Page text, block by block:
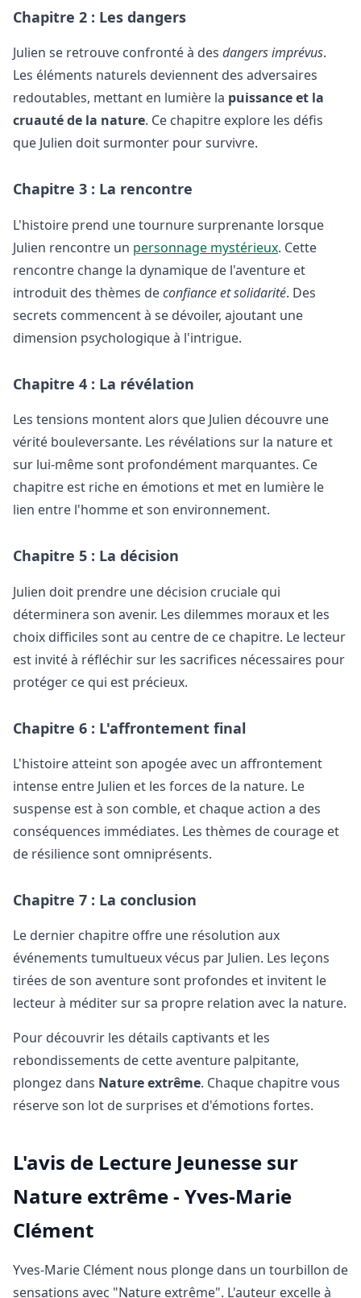
Chapitre 2 : Les dangers
Julien se retrouve confronté à des dangers imprévus.
Les éléments naturels deviennent des adversaires
redoutables, mettant en lumière la puissance et la
cruauté de la nature. Ce chapitre explore les défis
que Julien doit surmonter pour survivre.
Chapitre 3 : La rencontre
L'histoire prend une tournure surprenante lorsque
Julien rencontre un personnage mystérieux. Cette
rencontre change la dynamique de l'aventure et
introduit des thèmes deconfiance et solidarité. Des
secrets commencent à se dévoiler, ajoutant une
dimension psychologique à l'intrigue.
Chapitre 4 : La révélation
Les tensions montent alors que Julien découvre une
vérité bouleversante. Les révélations sur la nature et
sur lui-même sont profondément marquantes. Ce
chapitre est riche en émotions et met en lumière le
lien entre l'homme et son environnement.
Chapitre 5 : La décision
Julien doit prendre une décision cruciale qui
déterminera son avenir. Les dilemmes moraux et les
choix difficiles sont au centre de ce chapitre. Le lecteur
est invité à réfléchir sur les sacrifices nécessaires pour
protéger ce qui est précieux.
Chapitre 6 : L'affrontement final
L'histoire atteint son apogée avec un affrontement
intense entre Julien et les forces de la nature. Le
suspense est à son comble, et chaque action a des
conséquences immédiates. Les thèmes de courage et
de résilience sont omniprésents.
Chapitre 7 : La conclusion
Le dernier chapitre offre une résolution aux
événements tumultueux vécus par Julien. Les leçons
tirées de son aventure sont profondes et invitent le
lecteur à méditer sur sa propre relation avec la nature.
Pour découvrir les détails captivants et les
rebondissements de cette aventure palpitante,
plongez dans Nature extrême. Chaque chapitre vous
réserve son lot de surprises et d'émotions fortes.
L'avis de Lecture Jeunesse sur
Nature extrême - Yves-Marie
Clément
Yves-Marie Clément nous plonge dans un tourbillon de
sensations avec "Nature extrême". L'auteur excelle à